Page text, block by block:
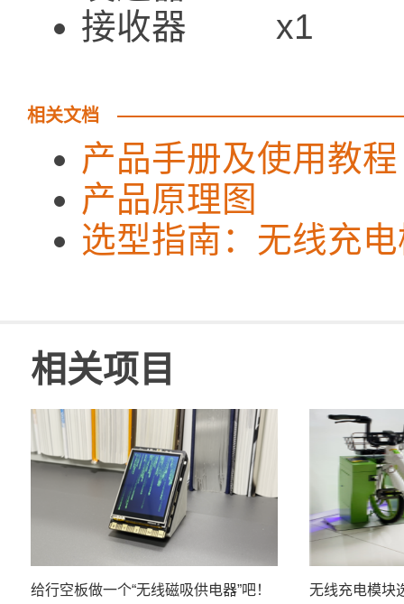
接收器 x1
相关文档
产品手册及使用教程
产品原理图
选型指南：无线充
相关项目
给行空板做一个“无线磁吸供电器”吧！ 无线充电模块